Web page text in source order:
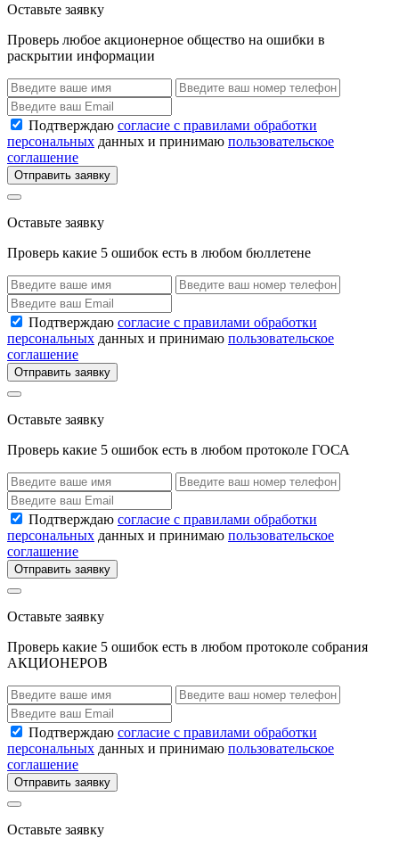
Оставьте заявку
Проверь любое акционерное общество на ошибки в
раскрытии информации
Подтверждаю согласие с правилами обработки
персональных данных и принимаю пользовательское
соглашение
Отправить заявку
Оставьте заявку
Проверь какие 5 ошибок есть в любом бюллетене
Подтверждаю согласие с правилами обработки
персональных данных и принимаю пользовательское
соглашение
Отправить заявку
Оставьте заявку
Проверь какие 5 ошибок есть в любом протоколе ГОСА
Подтверждаю согласие с правилами обработки
персональных данных и принимаю пользовательское
соглашение
Отправить заявку
Оставьте заявку
Проверь какие 5 ошибок есть в любом протоколе собрания
АКЦИОНЕРОВ
Подтверждаю согласие с правилами обработки
персональных данных и принимаю пользовательское
соглашение
Отправить заявку
Оставьте заявку